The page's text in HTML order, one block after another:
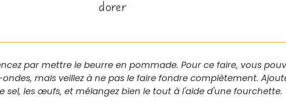
dorer
par mettre le beurre en pommade. Pour ce faire, vous
mais veillez à ne pas le faire fondre complètement.
sel, les œufs, et mélangez bien le tout à l'aide d'une fourchette.